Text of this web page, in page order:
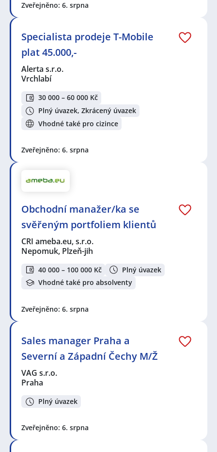
Zveřejněno: 6. srpna
Specialista prodeje T-Mobile
plat 45.000,-
Alerta s.r.o.
Vrchlabí
30 000 – 60 000 Kč
Plný úvazek, Zkrácený úvazek
Vhodné také pro cizince
Zveřejněno: 6. srpna
Obchodní manažer/ka se
svěřeným portfoliem klientů
CRI ameba.eu, s.r.o.
Nepomuk, Plzeň-jih
40 000 – 100 000 Kč
Plný úvazek
Vhodné také pro absolventy
Zveřejněno: 6. srpna
Sales manager Praha a
Severní a Západní Čechy M/Ž
VAG s.r.o.
Praha
Plný úvazek
Zveřejněno: 6. srpna